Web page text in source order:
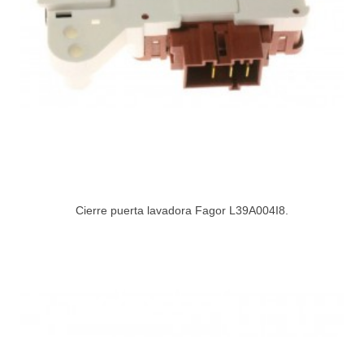
Cierre puerta lavadora Fagor L39A004I8.